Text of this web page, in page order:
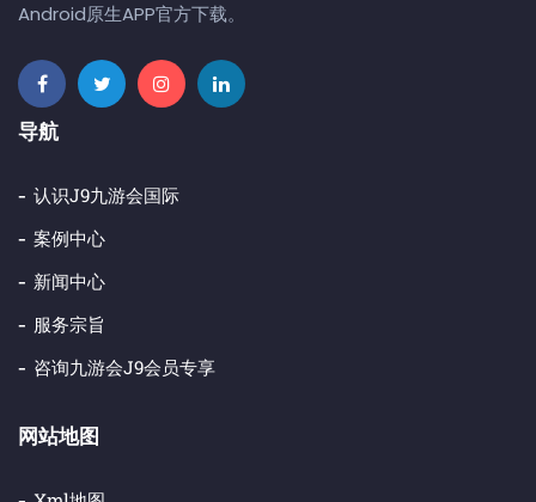
Android原生APP官方下载。
导航
认识j9九游会国际
案例中心
新闻中心
服务宗旨
咨询九游会j9会员专享
网站地图